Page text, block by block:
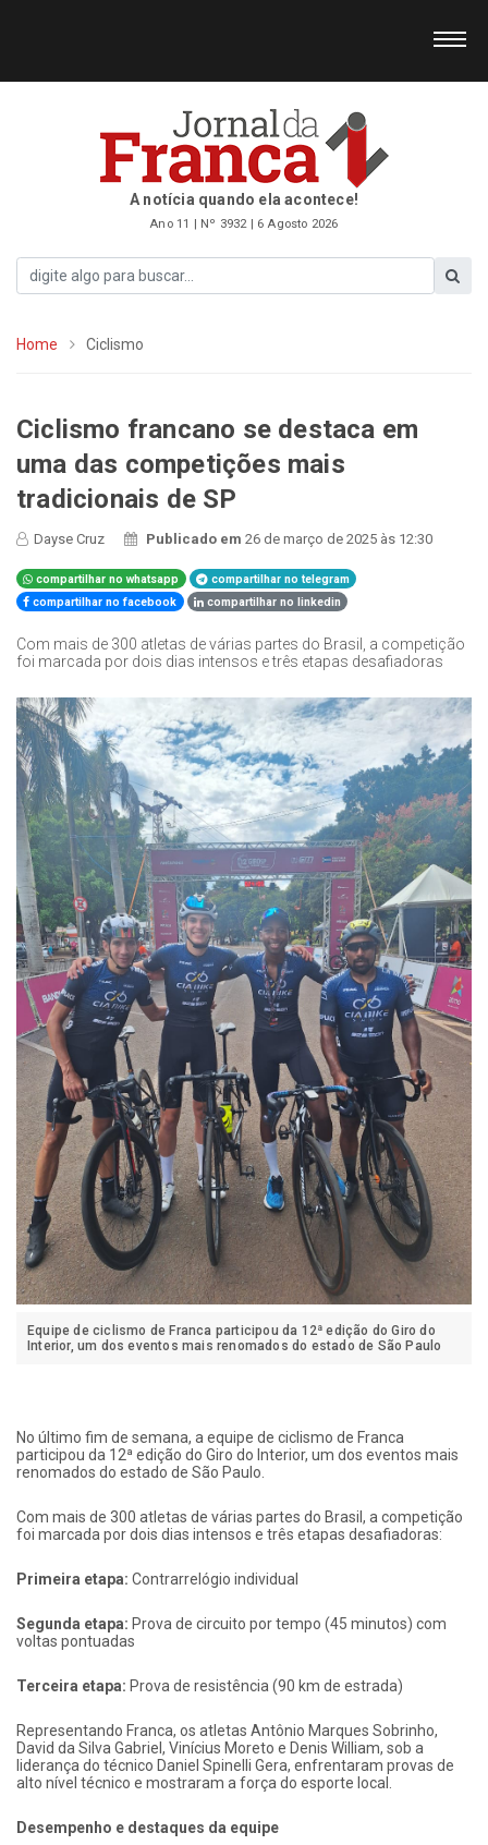
A notícia quando ela acontece!
Ano 11 | Nº 3932 | 6 Agosto 2026
Home Ciclismo
Ciclismo francano se destaca em
uma das competições mais
tradicionais de SP
Dayse Cruz Publicado em26 de março de 2025 às 12:30
compartilhar no whatsapp
compartilhar no telegram
compartilhar no facebook
compartilhar no linkedin
Com mais de 300 atletas de várias partes do Brasil, a competição
foi marcada por dois dias intensos e três etapas desafiadoras
Equipe de ciclismo de Franca participou da 12ª edição do Giro do
Interior, um dos eventos mais renomados do estado de São Paulo
No último fim de semana, a equipe de ciclismo de Franca
participou da 12ª edição do Giro do Interior, um dos eventos mais
renomados do estado de São Paulo.
Com mais de 300 atletas de várias partes do Brasil, a competição
foi marcada por dois dias intensos e três etapas desafiadoras:
Primeira etapa: Contrarrelógio individual
Segunda etapa: Prova de circuito por tempo (45 minutos) com
voltas pontuadas
Terceira etapa: Prova de resistência (90 km de estrada)
Representando Franca, os atletas Antônio Marques Sobrinho,
David da Silva Gabriel, Vinícius Moreto e Denis William, sob a
liderança do técnico Daniel Spinelli Gera, enfrentaram provas de
alto nível técnico e mostraram a força do esporte local.
Desempenho e destaques da equipe